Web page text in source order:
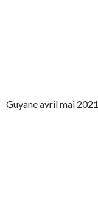
Guyane avril mai 2021